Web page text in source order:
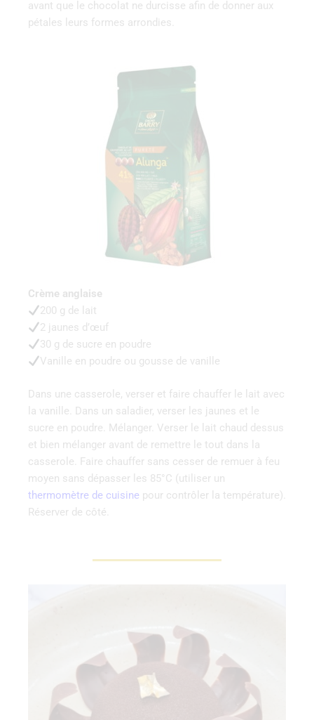
avant que le chocolat ne durcisse afin de donner aux
pétales leurs formes arrondies.
Crème anglaise
200 g de lait
2 jaunes d’œuf
30 g de sucre en poudre
Vanille en poudre ou gousse de vanille
Dans une casserole, verser et faire chauffer le lait avec
la vanille. Dans un saladier, verser les jaunes et le
sucre en poudre. Mélanger. Verser le lait chaud dessus
et bien mélanger avant de remettre le tout dans la
casserole. Faire chauffer sans cesser de remuer à feu
moyen sans dépasser les 85°C (utiliser un
thermomètre de cuisine pour contrôler la température).
Réserver de côté.